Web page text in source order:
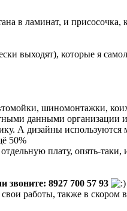
в ламинат, и
выходят), которые я
шиномонтажки,
данными организации
А дизайны
50%
плату, опять-
8927 700 57 93
работы, также в